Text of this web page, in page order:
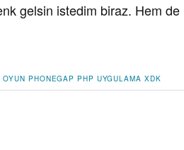
gelsin istedim biraz. Hem de
OYUN PHONEGAP PHP UYGULAMA XDK